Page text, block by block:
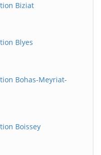
Biziat
Blyes
Bohas-Meyriat-
Boissey